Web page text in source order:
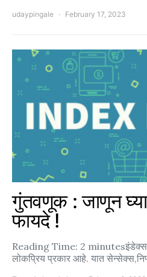
udaypingale February 17, 2023
गुंतवणूक : जाणून
फायदे !
Reading Time: 2
लोकप्रिय प्रकार आहे. यात